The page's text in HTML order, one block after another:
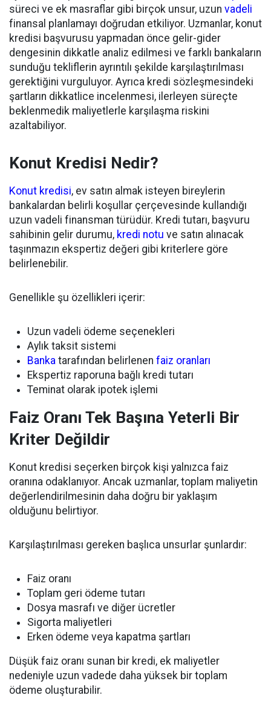
süreci ve ek masraflar gibi birçok unsur, uzun vadeli
finansal planlamayı doğrudan etkiliyor. Uzmanlar, konut
kredisi başvurusu yapmadan önce gelir-gider
dengesinin dikkatle analiz edilmesi ve farklı bankaların
sunduğu tekliflerin ayrıntılı şekilde karşılaştırılması
gerektiğini vurguluyor. Ayrıca kredi sözleşmesindeki
şartların dikkatlice incelenmesi, ilerleyen süreçte
beklenmedik maliyetlerle karşılaşma riskini
azaltabiliyor.
Konut Kredisi Nedir?
Konut kredisi, ev satın almak isteyen bireylerin
bankalardan belirli koşullar çerçevesinde kullandığı
uzun vadeli finansman türüdür. Kredi tutarı, başvuru
sahibinin gelir durumu, kredi notu ve satın alınacak
taşınmazın ekspertiz değeri gibi kriterlere göre
belirlenebilir.
Genellikle şu özellikleri içerir:
Uzun vadeli ödeme seçenekleri
Aylık taksit sistemi
Banka tarafından belirlenen faiz oranları
Ekspertiz raporuna bağlı kredi tutarı
Teminat olarak ipotek işlemi
Faiz Oranı Tek Başına Yeterli Bir
Kriter Değildir
Konut kredisi seçerken birçok kişi yalnızca faiz
oranına odaklanıyor. Ancak uzmanlar, toplam maliyetin
değerlendirilmesinin daha doğru bir yaklaşım
olduğunu belirtiyor.
Karşılaştırılması gereken başlıca unsurlar şunlardır:
Faiz oranı
Toplam geri ödeme tutarı
Dosya masrafı ve diğer ücretler
Sigorta maliyetleri
Erken ödeme veya kapatma şartları
Düşük faiz oranı sunan bir kredi, ek maliyetler
nedeniyle uzun vadede daha yüksek bir toplam
ödeme oluşturabilir.